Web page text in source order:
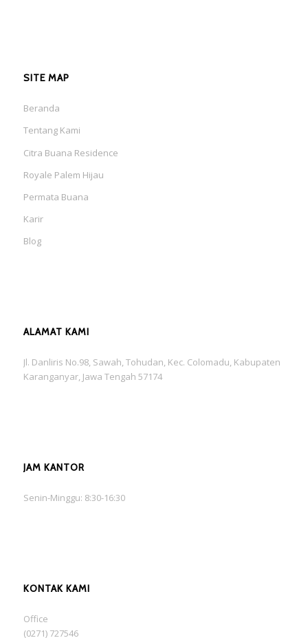
SITE MAP
Beranda
Tentang Kami
Citra Buana Residence
Royale Palem Hijau
Permata Buana
Karir
Blog
ALAMAT KAMI
Jl. Danliris No.98, Sawah, Tohudan, Kec. Colomadu, Kabupaten
Karanganyar, Jawa Tengah 57174
JAM KANTOR
Senin-Minggu: 8:30-16:30
KONTAK KAMI
Office
(0271) 727546